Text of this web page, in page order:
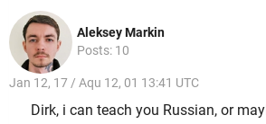
Aleksey Markin
Posts: 10
Jan 12, 17 / Aqu 12, 01 13:41 UTC
Dirk, i can teach you Russian, or